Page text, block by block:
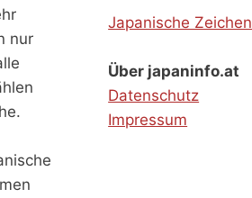
nur
Japanische Zeichen
Über japaninfo.at
Datenschutz
Impressum